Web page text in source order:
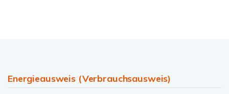
Energieausweis (Verbrauchsausweis)